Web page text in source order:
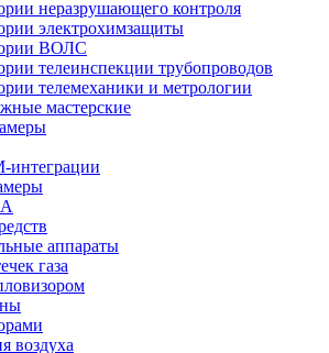
неразрушающего контроля
электрохимзащиты
ВОЛС
телеинспекции трубопроводов
телемеханики и метрологии
мастерские
интеграции
аппараты
газа
воздуха